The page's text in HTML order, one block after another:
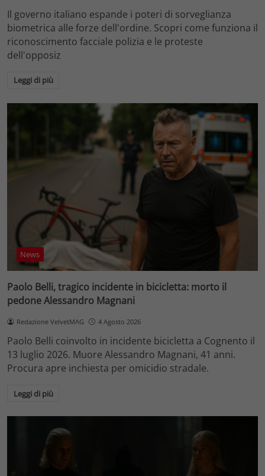
Il governo italiano espande i poteri di sorveglianza
biometrica alle forze dell'ordine. Scopri come funziona il
riconoscimento facciale polizia e le proteste
dell'opposiz
Leggi di più
News
Paolo Belli, tragico incidente in bicicletta: morto il
pedone Alessandro Magnani
Redazione VelvetMAG 4 Agosto 2026
Paolo Belli coinvolto in incidente bicicletta a Cognento il
13 luglio 2026. Muore Alessandro Magnani, 41 anni.
Procura apre inchiesta per omicidio stradale.
Leggi di più